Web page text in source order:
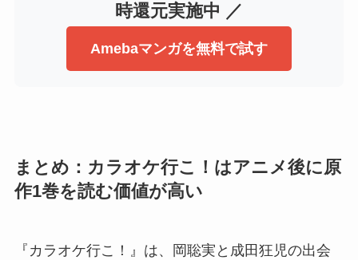
時還元実施中 ／
Amebaマンガを無料で試す
まとめ：カラオケ行こ！はアニメ後に原
作1巻を読む価値が高い
『カラオケ行こ！』は、岡聡実と成田狂児の出会